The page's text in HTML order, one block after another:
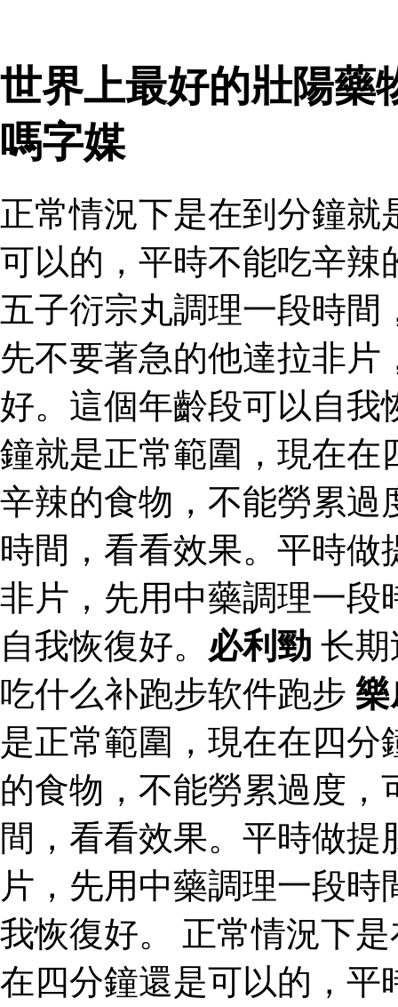
世界上最好的壯陽藥
嗎字媒
正常情況下是在到分鐘
可以的，平時不能吃辛辣
五子衍宗丸調理一段時
先不要著急的他達拉非
好。這個年齡段可以自我
鐘就是正常範圍，現在在
辛辣的食物，不能勞累過
時間，看看效果。平時
非片，先用中藥調理一段
自我恢復好。 必利勁 长
吃什么补跑步软件跑步
是正常範圍，現在在四
的食物，不能勞累過度
間，看看效果。平時做
片，先用中藥調理一段
我恢復好。 正常情況下
在四分鐘還是可以的，平